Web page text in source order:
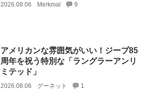
2026.08.06 Merkmal 9
アメリカンな雰囲気がいい！ジープ85
周年を祝う特別な「ラングラーアンリ
ミテッド」
2026.08.06 グーネット 1